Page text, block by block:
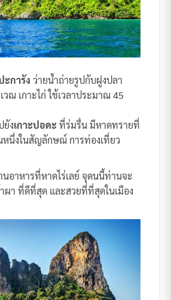
ะการัง ว่ายน้ำถ่ายรูปกับฝูงปลา
ณ เกาะไก่ ใช้เวลาประมาณ 45
ยังเกาะปอดะ ที่ร่มรื่น มีหาดทรายที่
หนึ่งในสัญลักษณ์ การท่องเที่ยว
อาหารที่หาดไร่เลย์ จุดนนี้ท่านจะ
ผา ที่ดีที่สุด และสวยที่ที่สุดในเมือง